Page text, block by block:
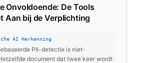
Onvoldoende: De Tools
Aan bij de Verplichting
AI Herkenning
PII-detectie is niet-
document dat twee keer wordt